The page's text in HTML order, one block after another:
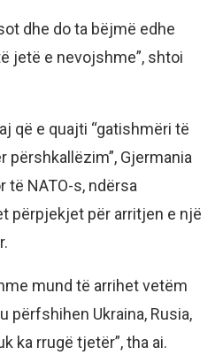
dhe do ta bëjmë edhe
jetë e nevojshme”, shtoi
që e quajti “gatishmëri të
përshkallëzim”, Gjermania
të NATO-s, ndërsa
përpjekjet për arritjen e një
mund të arrihet vetëm
përfshihen Ukraina, Rusia,
ka rrugë tjetër”, tha ai.